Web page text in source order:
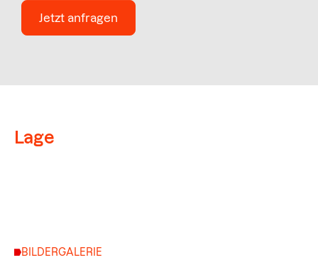
Jetzt anfragen
Lage
BILDERGALERIE